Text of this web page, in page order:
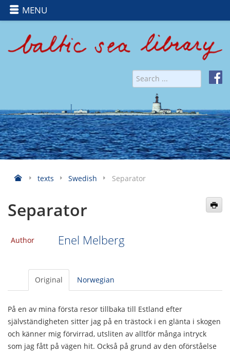
MENU
texts Swedish Separator
Separator
Author Enel Melberg
Original Norwegian
På en av mina första resor tillbaka till Estland efter
självständigheten sitter jag på en trästock i en glänta i skogen
och känner mig förvirrad, utsliten av alltför många intryck
som jag fått på vägen hit. Också på grund av den oförståelse